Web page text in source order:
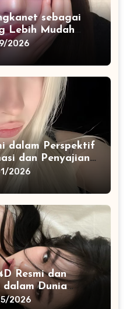
sebagai
Lebih Mudah
2026
dalam Perspektif
dan Penyajian
2026
Resmi dan
Dunia
2026